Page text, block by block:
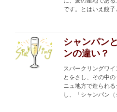
です。とはいえ餃
シャンパン
ンの違い？
スパークリングワ
とをさし、その中
ニュ地方で造られ
し、「シャンパン